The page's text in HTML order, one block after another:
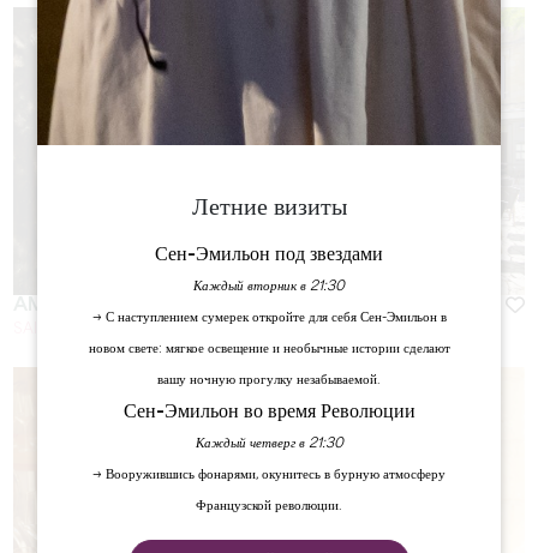
Летние визиты
Сен-Эмильон под звездами
Каждый вторник в 21:30
→ С наступлением сумерек откройте для себя Сен-Эмильон в
новом свете: мягкое освещение и необычные истории сделают
вашу ночную прогулку незабываемой.
Сен-Эмильон во время Революции
Каждый четверг в 21:30
→ Вооружившись фонарями, окунитесь в бурную атмосферу
Французской революции.